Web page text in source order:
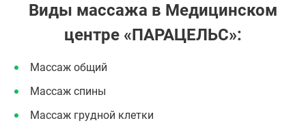
Виды массажа в Медицинском
центре «ПАРАЦЕЛЬС»:
Массаж общий
Массаж спины
Массаж грудной клетки